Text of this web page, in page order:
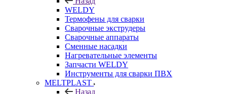
WELDY
Термофены для сварки
Сварочные экструдеры
Сварочные аппараты
Сменные насадки
Нагревательные элементы
Запчасти WELDY
Инструменты для сварки ПВХ
MELTPLAST
Назад